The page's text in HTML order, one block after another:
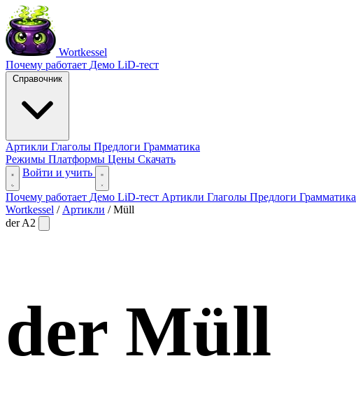
Wortkessel
Почему работает Демо LiD-тест
Справочник
Артикли Глаголы Предлоги Грамматика
Режимы Платформы Цены Скачать
Войти и учить
Почему работает Демо LiD-тест Артикли Глаголы Предлоги Грамматика
Wortkessel / Артикли / Müll
derA2
der Müll